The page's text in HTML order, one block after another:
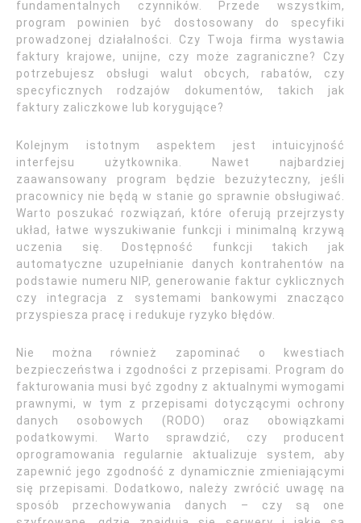
fundamentalnych czynników. Przede wszystkim,
program powinien być dostosowany do specyfiki
prowadzonej działalności. Czy Twoja firma wystawia
faktury krajowe, unijne, czy może zagraniczne? Czy
potrzebujesz obsługi walut obcych, rabatów, czy
specyficznych rodzajów dokumentów, takich jak
faktury zaliczkowe lub korygujące?
Kolejnym istotnym aspektem jest intuicyjność
interfejsu użytkownika. Nawet najbardziej
zaawansowany program będzie bezużyteczny, jeśli
pracownicy nie będą w stanie go sprawnie obsługiwać.
Warto poszukać rozwiązań, które oferują przejrzysty
układ, łatwe wyszukiwanie funkcji i minimalną krzywą
uczenia się. Dostępność funkcji takich jak
automatyczne uzupełnianie danych kontrahentów na
podstawie numeru NIP, generowanie faktur cyklicznych
czy integracja z systemami bankowymi znacząco
przyspiesza pracę i redukuje ryzyko błędów.
Nie można również zapominać o kwestiach
bezpieczeństwa i zgodności z przepisami. Program do
fakturowania musi być zgodny z aktualnymi wymogami
prawnymi, w tym z przepisami dotyczącymi ochrony
danych osobowych (RODO) oraz obowiązkami
podatkowymi. Warto sprawdzić, czy producent
oprogramowania regularnie aktualizuje system, aby
zapewnić jego zgodność z dynamicznie zmieniającymi
się przepisami. Dodatkowo, należy zwrócić uwagę na
sposób przechowywania danych – czy są one